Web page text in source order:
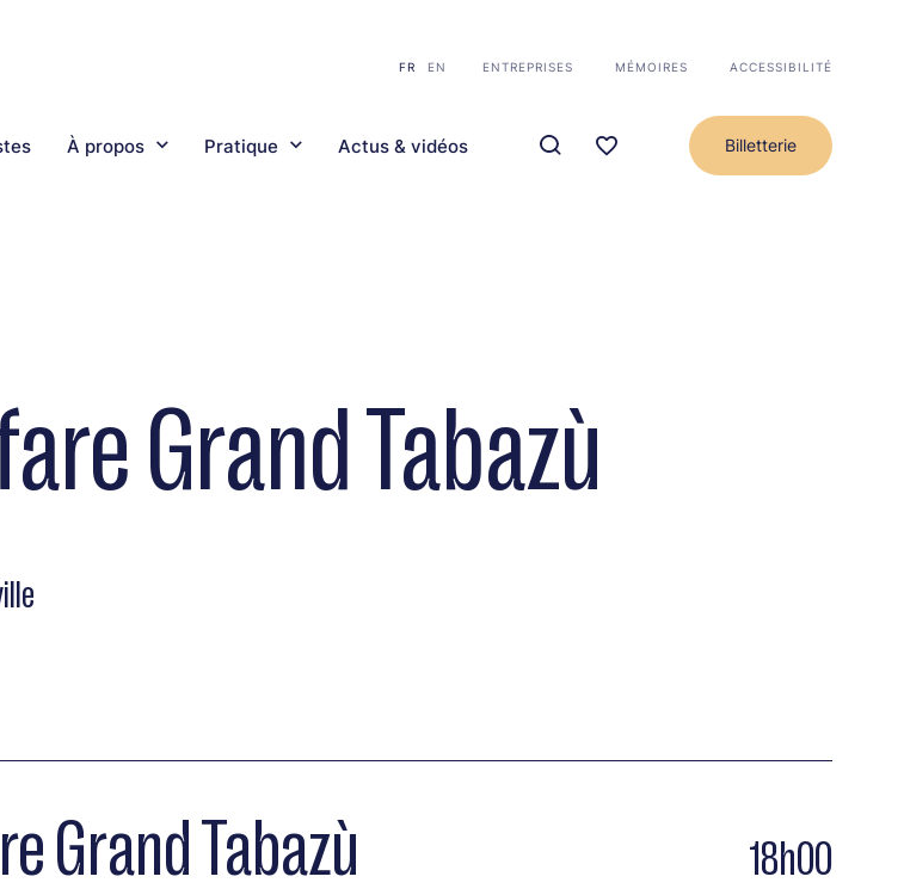
FR EN ENTREPRISES MÉMOIRES ACCESSIBILITÉ
À propos Pratique Actus & vidéos Billetterie
Grand Tabazù
Grand Tabazù 18h00